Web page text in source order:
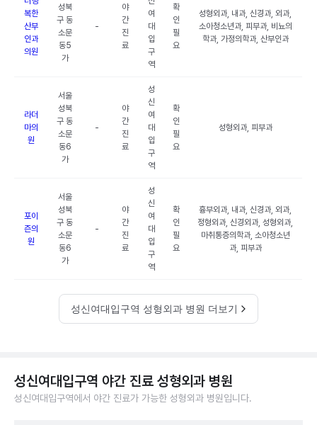
복한
산부
인과
의원
성북
구 동
소문
동5
가
-
야
간
진
료
여
대
입
구
역
확
인
필
요
성형외과, 내과, 신경과, 외과,
소아청소년과, 피부과, 비뇨의
학과, 가정의학과, 산부인과
라더
마의
원
서울
성북
구 동
소문
동6
가
-
야
간
진
료
성
신
여
대
입
구
역
확
인
필
요
성형외과, 피부과
포이
즌의
원
서울
성북
구 동
소문
동6
가
-
야
간
진
료
성
신
여
대
입
구
역
확
인
필
요
흉부외과, 내과, 신경과, 외과,
정형외과, 신경외과, 성형외과,
마취통증의학과, 소아청소년
과, 피부과
성신여대입구역 성형외과 병원 더보기
성신여대입구역 야간 진료 성형외과 병원
성신여대입구역에서 야간 진료가 가능한 성형외과 병원입니다.